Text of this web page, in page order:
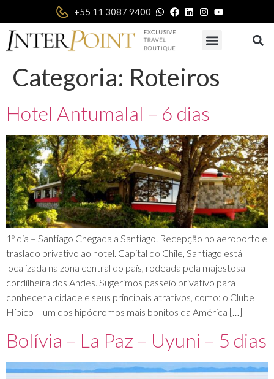
+55 11 3087 9400|
Categoria: Roteiros
Hotel Antumalal – 6 dias
1º dia – Santiago Chegada a Santiago. Recepção no aeroporto e
traslado privativo ao hotel. Capital do Chile, Santiago está
localizada na zona central do país, rodeada pela majestosa
cordilheira dos Andes. Sugerimos passeio privativo para
conhecer a cidade e seus principais atrativos, como: o Clube
Hípico – um dos hipódromos mais bonitos da América […]
Bolívia – La Paz – Uyuni – 5 dias